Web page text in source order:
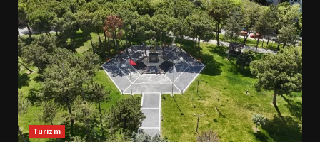
Turizm